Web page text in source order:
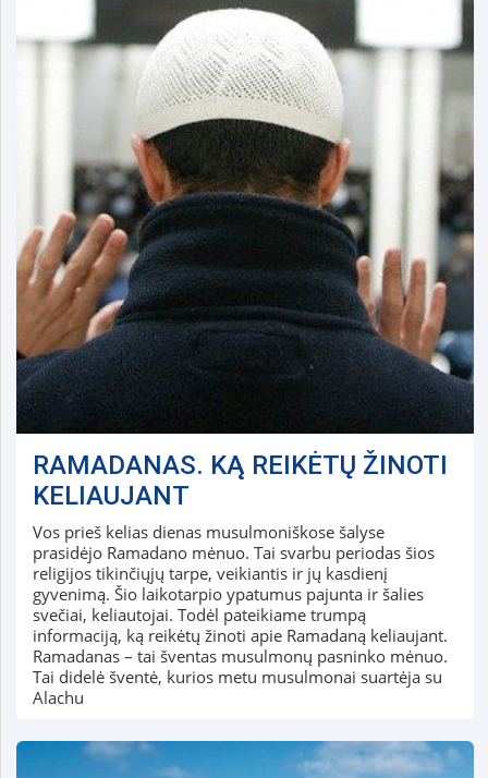
RAMADANAS. KĄ REIKĖTŲ ŽINOTI
KELIAUJANT
Vos prieš kelias dienas musulmoniškose šalyse
prasidėjo Ramadano mėnuo. Tai svarbu periodas šios
religijos tikinčiųjų tarpe, veikiantis ir jų kasdienį
gyvenimą. Šio laikotarpio ypatumus pajunta ir šalies
svečiai, keliautojai. Todėl pateikiame trumpą
informaciją, ką reikėtų žinoti apie Ramadaną keliaujant.
Ramadanas – tai šventas musulmonų pasninko mėnuo.
Tai didelė šventė, kurios metu musulmonai suartėja su
Alachu